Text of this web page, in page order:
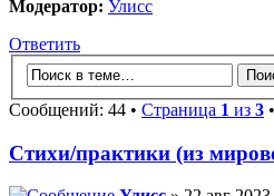
Модератор: Улисс
Ответить
Сообщений: 44 • Страница 1 из 3 •
Стихи/практики (из